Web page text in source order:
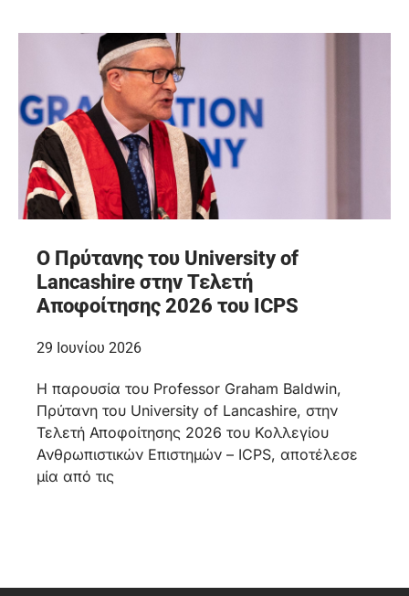
Ο Πρύτανης του University of
Lancashire στην Τελετή
Αποφοίτησης 2026 του ICPS
29 Ιουνίου 2026
Η παρουσία του Professor Graham Baldwin,
Πρύτανη του University of Lancashire, στην
Τελετή Αποφοίτησης 2026 του Κολλεγίου
Ανθρωπιστικών Επιστημών – ICPS, αποτέλεσε
μία από τις